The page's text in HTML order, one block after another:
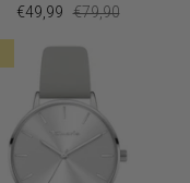
€49,99 €79,90